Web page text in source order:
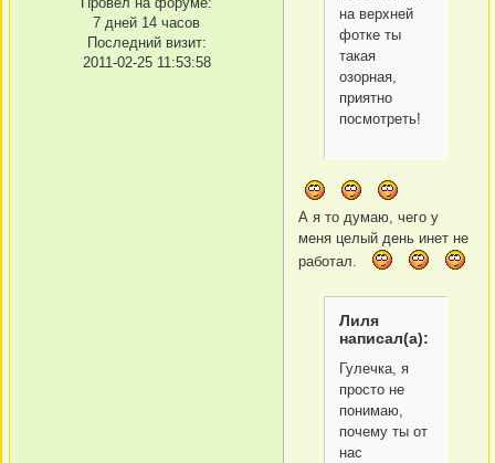
7 дней 14 часов
Последний визит:
2011-02-25 11:53:58
на верхней
фотке ты
такая
озорная,
приятно
посмотреть!
А я то думаю, чего у
меня целый день инет не
работал.
Лиля
написал(а):
Гулечка, я
просто не
понимаю,
почему ты от
нас